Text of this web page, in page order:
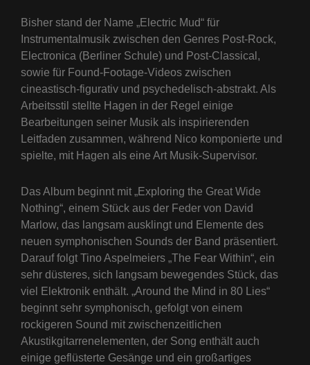
Bisher stand der Name „Electric Mud“ für
Instrumentalmusik zwischen den Genres Post-Rock,
Electronica (Berliner Schule) und Post-Classical,
sowie für Found-Footage-Videos zwischen
cineastisch-figurativ und psychedelisch-abstrakt. Als
Arbeitsstil stellte Hagen in der Regel einige
Bearbeitungen seiner Musik als inspirierenden
Leitfaden zusammen, während Nico komponierte und
spielte, mit Hagen als eine Art Musik-Supervisor.
Das Album beginnt mit „Exploring the Great Wide
Nothing“, einem Stück aus der Feder von David
Marlow, das langsam ausklingt und Elemente des
neuen symphonischen Sounds der Band präsentiert.
Darauf folgt Tino Aspelmeiers „The Fear Within“, ein
sehr düsteres, sich langsam bewegendes Stück, das
viel Elektronik enthält. „Around the Mind in 80 Lies“
beginnt sehr symphonisch, gefolgt von einem
rockigeren Sound mit zwischenzeitlichen
Akustikgitarrenelementen, der Song enthält auch
einige geflüsterte Gesänge und ein großartiges